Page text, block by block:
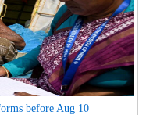
before Aug 10